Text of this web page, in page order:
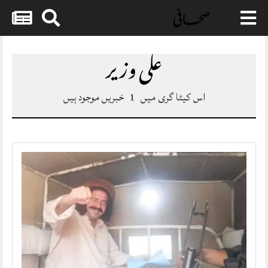
Skip
علی وزیراس کیٹا گری میں 1 خبریں موجود ہیں